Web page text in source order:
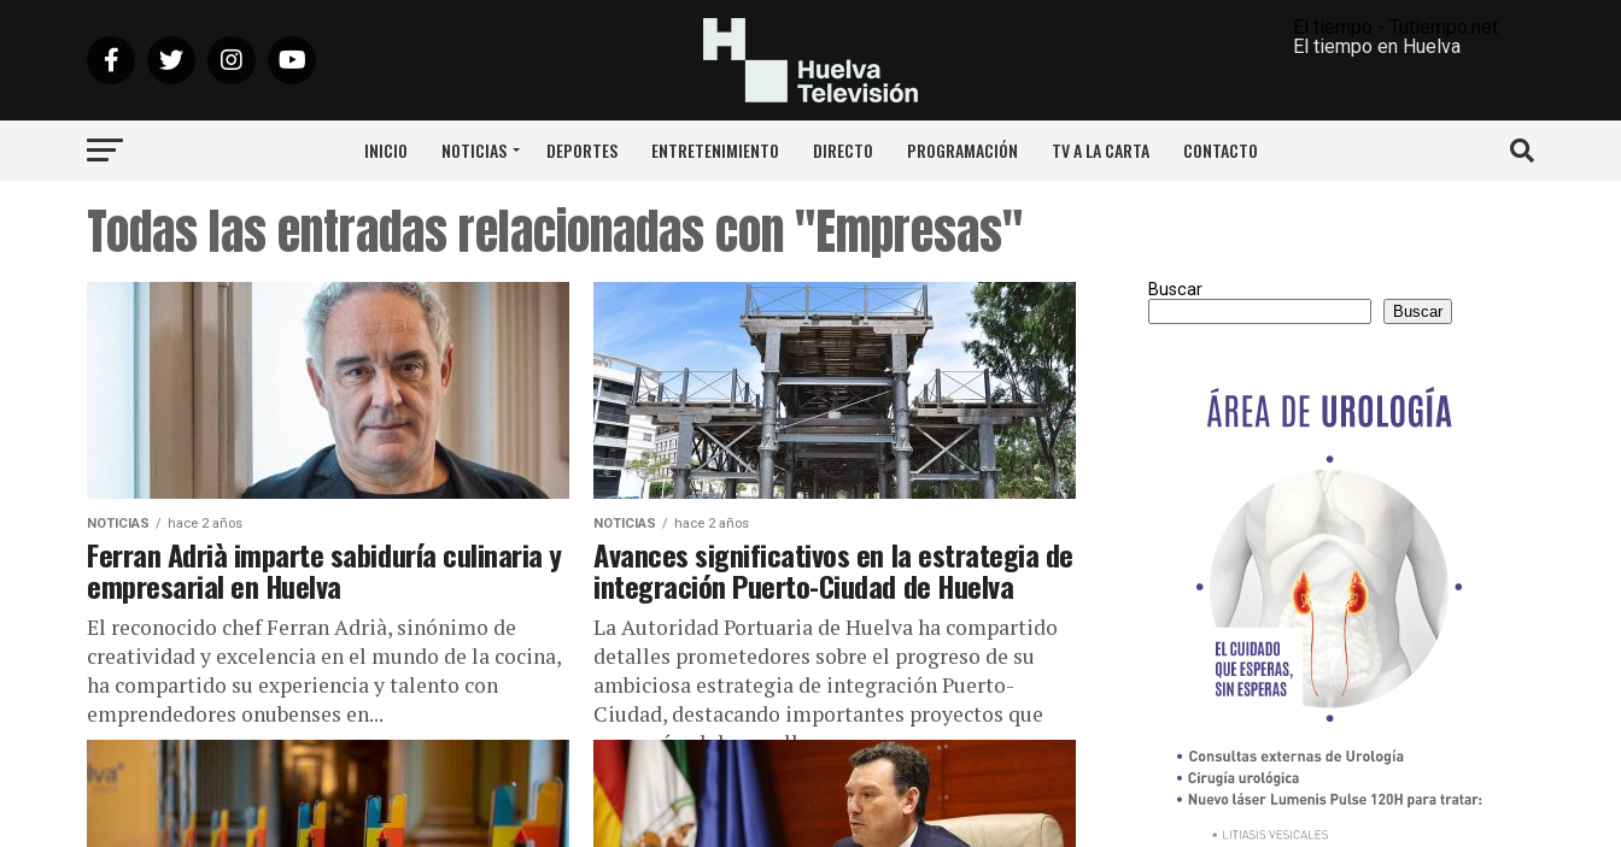
El tiempo en Huelva
INICIO NOTICIAS DEPORTES ENTRETENIMIENTO DIRECTO PROGRAMACIÓN TV A LA CARTA CONTACTO
Todas las entradas relacionadas con "Empresas"
NOTICIAS hace 2 años
Ferran Adrià imparte sabiduría culinaria y
empresarial en Huelva
El reconocido chef Ferran Adrià, sinónimo de
creatividad y excelencia en el mundo de la cocina,
ha compartido su experiencia y talento con
emprendedores onubenses en...
NOTICIAS hace 2 años
Avances significativos en la estrategia de
integración Puerto-Ciudad de Huelva
La Autoridad Portuaria de Huelva ha compartido
detalles prometedores sobre el progreso de su
ambiciosa estrategia de integración Puerto-
Ciudad, destacando importantes proyectos que
marcarán el desarrollo...
Buscar
Buscar